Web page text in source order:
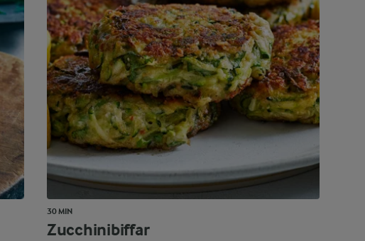
30 MIN
Zucchinibiffar